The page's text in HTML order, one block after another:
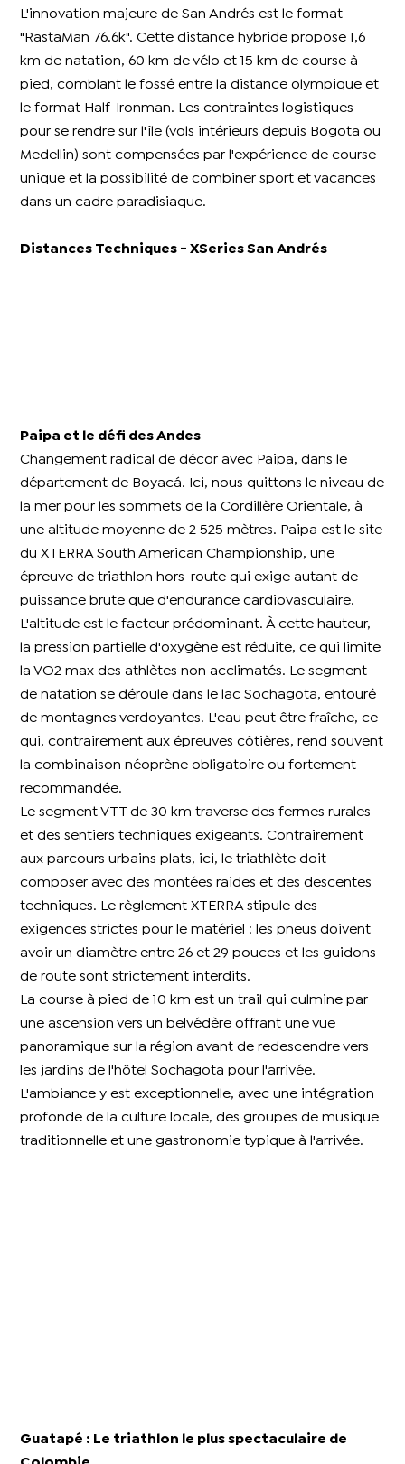
L'innovation majeure de San Andrés est le format
"RastaMan 76.6k". Cette distance hybride propose 1,6
km de natation, 60 km de vélo et 15 km de course à
pied, comblant le fossé entre la distance olympique et
le format Half-Ironman. Les contraintes logistiques
pour se rendre sur l'île (vols intérieurs depuis Bogota ou
Medellin) sont compensées par l'expérience de course
unique et la possibilité de combiner sport et vacances
dans un cadre paradisiaque.
Distances Techniques - XSeries San Andrés​
Paipa et le défi des Andes
Changement radical de décor avec Paipa, dans le
département de Boyacá. Ici, nous quittons le niveau de
la mer pour les sommets de la Cordillère Orientale, à
une altitude moyenne de 2 525 mètres. Paipa est le site
du XTERRA South American Championship, une
épreuve de triathlon hors-route qui exige autant de
puissance brute que d'endurance cardiovasculaire.
L'altitude est le facteur prédominant. À cette hauteur,
la pression partielle d'oxygène est réduite, ce qui limite
la VO2 max des athlètes non acclimatés. Le segment
de natation se déroule dans le lac Sochagota, entouré
de montagnes verdoyantes. L'eau peut être fraîche, ce
qui, contrairement aux épreuves côtières, rend souvent
la combinaison néoprène obligatoire ou fortement
recommandée.
Le segment VTT de 30 km traverse des fermes rurales
et des sentiers techniques exigeants. Contrairement
aux parcours urbains plats, ici, le triathlète doit
composer avec des montées raides et des descentes
techniques. Le règlement XTERRA stipule des
exigences strictes pour le matériel : les pneus doivent
avoir un diamètre entre 26 et 29 pouces et les guidons
de route sont strictement interdits.
La course à pied de 10 km est un trail qui culmine par
une ascension vers un belvédère offrant une vue
panoramique sur la région avant de redescendre vers
les jardins de l'hôtel Sochagota pour l'arrivée.
L'ambiance y est exceptionnelle, avec une intégration
profonde de la culture locale, des groupes de musique
traditionnelle et une gastronomie typique à l'arrivée.
Guatapé : Le triathlon le plus spectaculaire de